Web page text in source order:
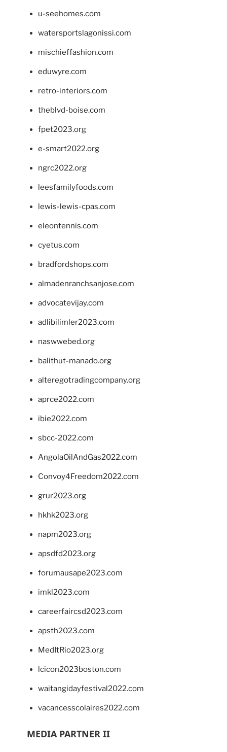
u-seehomes.com
watersportslagonissi.com
mischieffashion.com
eduwyre.com
retro-interiors.com
theblvd-boise.com
fpet2023.org
e-smart2022.org
ngrc2022.org
leesfamilyfoods.com
lewis-lewis-cpas.com
eleontennis.com
cyetus.com
bradfordshops.com
almadenranchsanjose.com
advocatevijay.com
adlibilimler2023.com
naswwebed.org
balithut-manado.org
alteregotradingcompany.org
aprce2022.com
ibie2022.com
sbcc-2022.com
AngolaOilAndGas2022.com
Convoy4Freedom2022.com
grur2023.org
hkhk2023.org
napm2023.org
apsdfd2023.org
forumausape2023.com
imkl2023.com
careerfaircsd2023.com
apsth2023.com
MedItRio2023.org
lcicon2023boston.com
waitangidayfestival2022.com
vacancesscolaires2022.com
MEDIA PARTNER II